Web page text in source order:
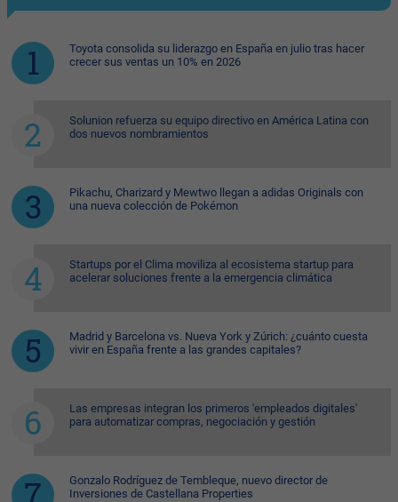
Toyota consolida su liderazgo en España en julio tras hacer
crecer sus ventas un 10% en 2026
Solunion refuerza su equipo directivo en América Latina con
dos nuevos nombramientos
Pikachu, Charizard y Mewtwo llegan a adidas Originals con
una nueva colección de Pokémon
Startups por el Clima moviliza al ecosistema startup para
acelerar soluciones frente a la emergencia climática
Madrid y Barcelona vs. Nueva York y Zúrich: ¿cuánto cuesta
vivir en España frente a las grandes capitales?
Las empresas integran los primeros 'empleados digitales'
para automatizar compras, negociación y gestión
Gonzalo Rodríguez de Tembleque, nuevo director de
Inversiones de Castellana Properties